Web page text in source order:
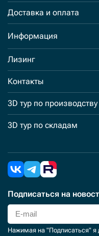
Доставка и оплата
Информация
Лизинг
Контакты
3D тур по производству
3D тур по складам
Подписаться на
Нажимая на "Подписаться" я